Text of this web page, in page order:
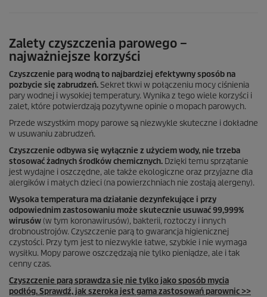
Zalety czyszczenia parowego –
najważniejsze korzyści
Czyszczenie parą wodną to najbardziej efektywny sposób na
pozbycie się zabrudzeń. Sekret tkwi w połączeniu mocy ciśnienia
pary wodnej i wysokiej temperatury. Wynika z tego wiele korzyści i
zalet, które potwierdzają pozytywne opinie o mopach parowych.
Przede wszystkim mopy parowe są niezwykle skuteczne i dokładne
w usuwaniu zabrudzeń.
Czyszczenie odbywa się wyłącznie z użyciem wody, nie trzeba
stosować żadnych środków chemicznych. Dzięki temu sprzątanie
jest wydajne i oszczędne, ale także ekologiczne oraz przyjazne dla
alergików i małych dzieci (na powierzchniach nie zostają alergeny).
Wysoka temperatura ma działanie dezynfekujące i przy
odpowiednim zastosowaniu może skutecznie usuwać 99,999%
wirusów (w tym koronawirusów), bakterii, roztoczy i innych
drobnoustrojów. Czyszczenie parą to gwarancja higienicznej
czystości. Przy tym jest to niezwykle łatwe, szybkie i nie wymaga
wysiłku. Mopy parowe oszczędzają nie tylko pieniądze, ale i tak
cenny czas.
Czyszczenie parą sprawdza się nie tylko jako sposób mycia
podłóg. Sprawdź, jak szeroka jest gama zastosowań parownic >>